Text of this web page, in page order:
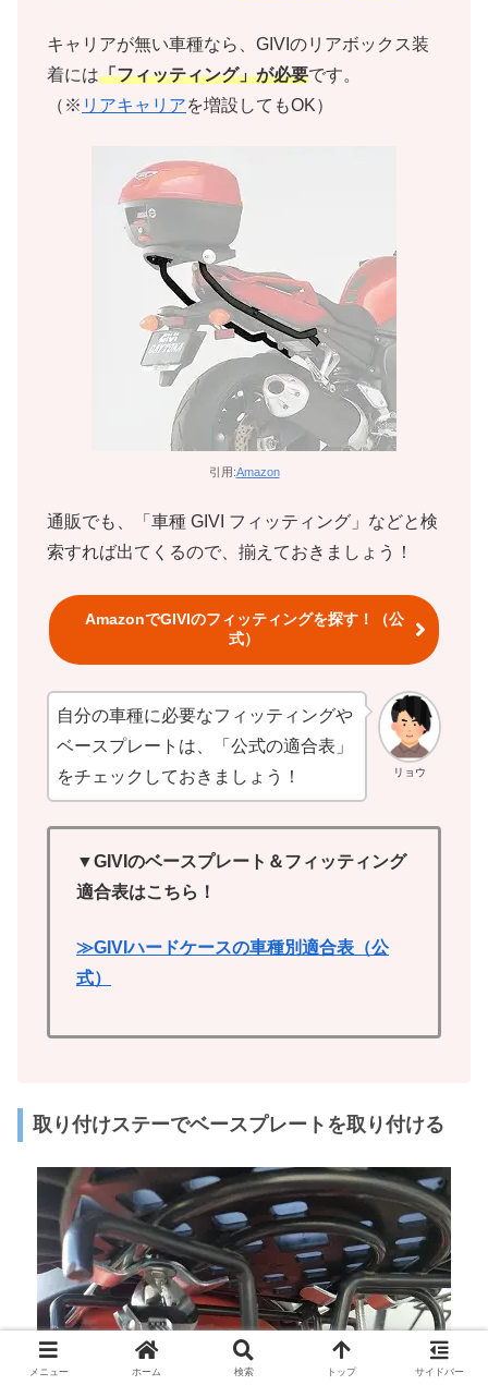
キャリアが無い車種なら、GIVIのリアボックス装
着には「フィッティング」が必要です。
（※ リアキャリアを増設してもOK）
引用:Amazon
通販でも、「車種 GIVI フィッティング」などと検
索すれば出てくるので、揃えておきましょう！
AmazonでGIVIのフィッティングを探す！（公
式）
リョウ
自分の車種に必要なフィッティングや
ベースプレートは、「公式の適合表」
をチェックしておきましょう！
▼GIVIのベースプレート＆フィッティング
適合表はこちら！
≫GIVIハードケースの車種別適合表（公
式）
取り付けステーでベースプレートを取り付ける
メニュー ホーム 検索 トップ サイドバー